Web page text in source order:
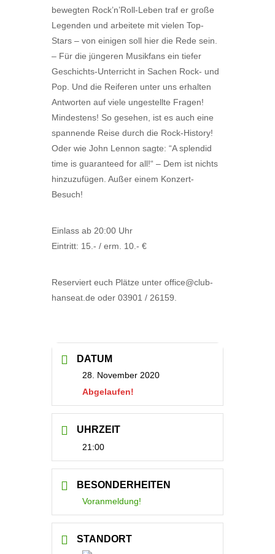
bewegten Rock’n’Roll-Leben traf er große
Legenden und arbeitete mit vielen Top-
Stars – von einigen soll hier die Rede sein.
– Für die jüngeren Musikfans ein tiefer
Geschichts-Unterricht in Sachen Rock- und
Pop. Und die Reiferen unter uns erhalten
Antworten auf viele ungestellte Fragen!
Mindestens! So gesehen, ist es auch eine
spannende Reise durch die Rock-History!
Oder wie John Lennon sagte: “A splendid
time is guaranteed for all!“ – Dem ist nichts
hinzuzufügen. Außer einem Konzert-
Besuch!
Einlass ab 20:00 Uhr
Eintritt: 15.- / erm. 10.- €
Reserviert euch Plätze unter office@club-
hanseat.de oder 03901 / 26159.
DATUM
28. November 2020
Abgelaufen!
UHRZEIT
21:00
BESONDERHEITEN
Voranmeldung!
STANDORT